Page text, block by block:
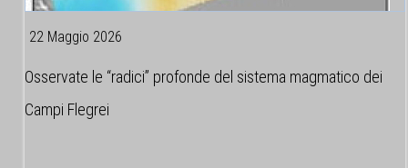
22 Maggio 2026
Osservate le “radici” profonde del sistema magmatico dei
Campi Flegrei